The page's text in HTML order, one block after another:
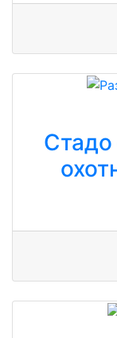
Стадо